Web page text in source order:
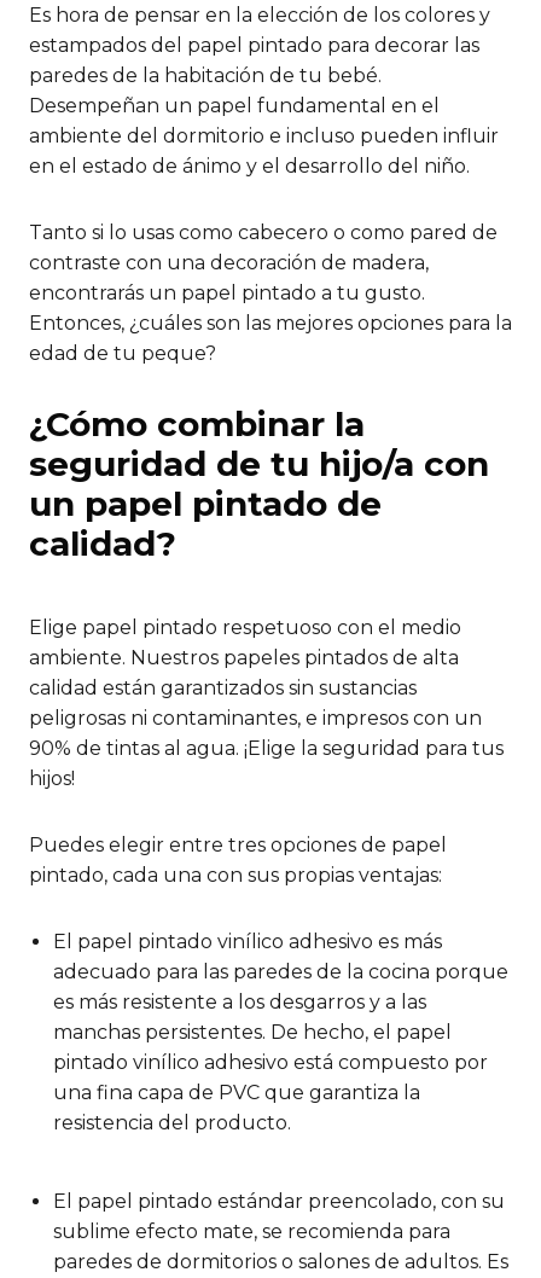
Es hora de pensar en la elección de los colores y
estampados del papel pintado para decorar las
paredes de la habitación de tu bebé.
Desempeñan un papel fundamental en el
ambiente del dormitorio e incluso pueden influir
en el estado de ánimo y el desarrollo del niño.
Tanto si lo usas como cabecero o como pared de
contraste con una decoración de madera,
encontrarás un papel pintado a tu gusto.
Entonces, ¿cuáles son las mejores opciones para la
edad de tu peque?
¿Cómo combinar la
seguridad de tu hijo/a con
un papel pintado de
calidad?
Elige papel pintado respetuoso con el medio
ambiente. Nuestros papeles pintados de alta
calidad están garantizados sin sustancias
peligrosas ni contaminantes, e impresos con un
90% de tintas al agua. ¡Elige la seguridad para tus
hijos!
Puedes elegir entre tres opciones de papel
pintado, cada una con sus propias ventajas:
El papel pintado vinílico adhesivo es más
adecuado para las paredes de la cocina porque
es más resistente a los desgarros y a las
manchas persistentes. De hecho, el papel
pintado vinílico adhesivo está compuesto por
una fina capa de PVC que garantiza la
resistencia del producto.
El papel pintado estándar preencolado, con su
sublime efecto mate, se recomienda para
paredes de dormitorios o salones de adultos. Es